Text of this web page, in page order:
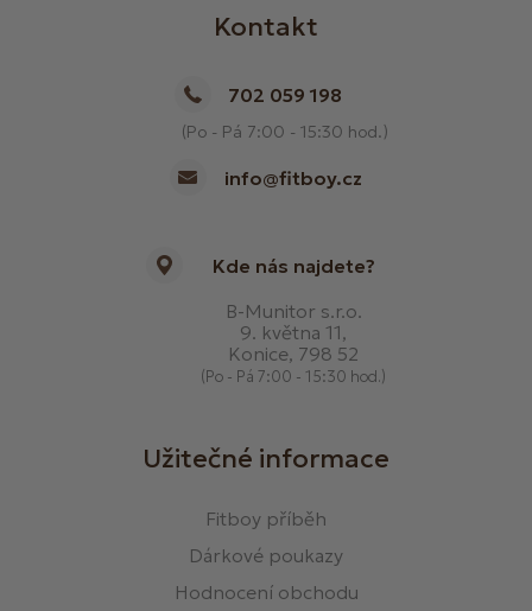
Kontakt
702 059 198
(Po - Pá 7:00 - 15:30 hod.)
info@fitboy.cz
Kde nás najdete?
B-Munitor s.r.o.
9. května 11,
Konice, 798 52
(Po - Pá 7:00 - 15:30 hod.)
Užitečné informace
Fitboy příběh
Dárkové poukazy
Hodnocení obchodu